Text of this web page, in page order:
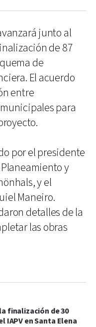
junto al
de 87
de
El acuerdo
entre
para
por el presidente
y
y el
Maneiro.
detalles de la
las obras
finalización de 30
IAPV en Santa Elena